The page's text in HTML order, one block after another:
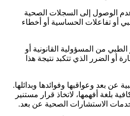
الوصول إلى السجلات الصحية
أو تفاعلات الحساسية أو أخطاء
من المسؤولية القانونية أو
أو الضرر الذي تتكبد نتيجة هذا
عن بعد وعواقبها وفوائدها وبدائلها.
بلغة أفهمها، لاتخاذ قرار مستنير
الاستشارات الصحية عن بعد.